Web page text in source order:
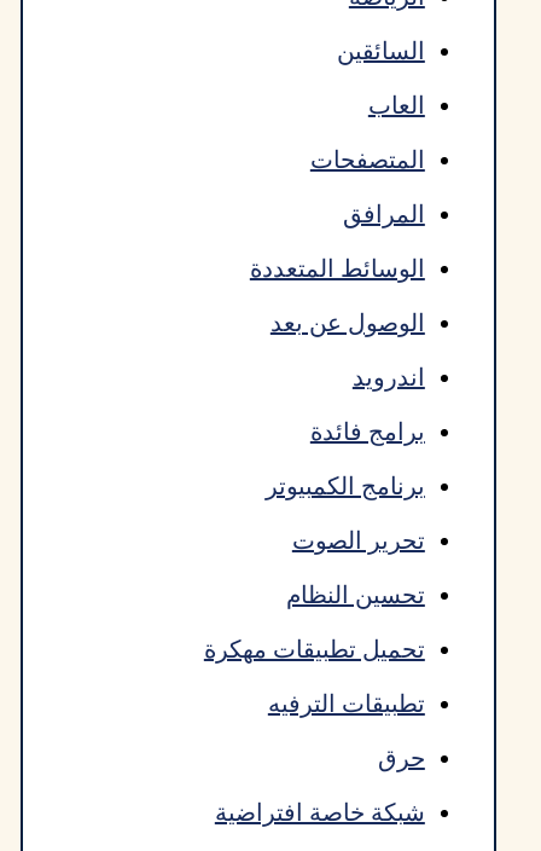
السائقين
المتصفحات
المرافق
الوسائط المتعددة
الوصول عن بعد
برامج فائدة
برنامج الكمبيوتر
تحرير الصوت
تحسين النظام
تحميل تطبيقات مهكرة
تطبيقات الترفيه
شبكة خاصة افتراضية